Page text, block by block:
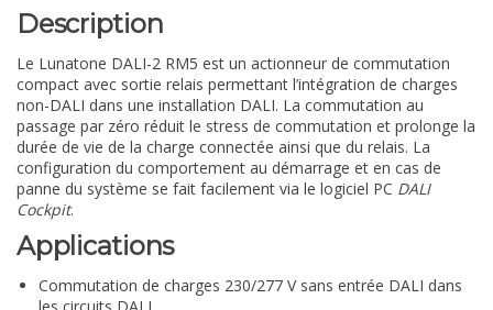
Description
Le Lunatone DALI-2 RM5 est un actionneur de commutation
compact avec sortie relais permettant l’intégration de charges
non-DALI dans une installation DALI. La commutation au
passage par zéro réduit le stress de commutation et prolonge la
durée de vie de la charge connectée ainsi que du relais. La
configuration du comportement au démarrage et en cas de
panne du système se fait facilement via le logiciel PC DALI
Cockpit.
Applications
Commutation de charges 230/277 V sans entrée DALI dans